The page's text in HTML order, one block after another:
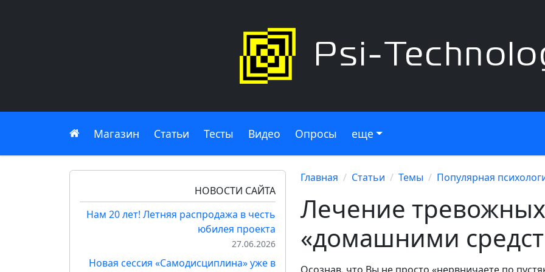
Главная
Магазин Статьи Тесты Видео Опросы еще
НОВОСТИ САЙТА
Нам 20 лет! Летняя распродажа в честь
юбилея проекта
27.06.2026
Новая сессия «Самодисциплина» уже в
Главная Статьи Темы Популярная
Лечение тревожных
«домашними